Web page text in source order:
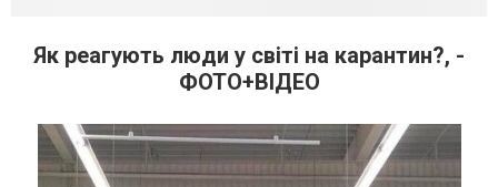
Як реагують люди у світі на карантин?, -
ФОТО+ВІДЕО